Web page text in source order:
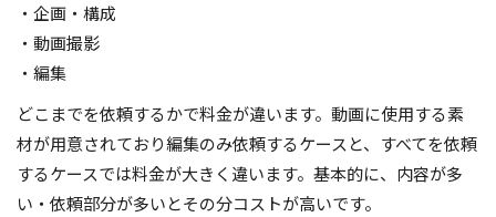
・企画・構成
・動画撮影
・編集
どこまでを依頼するかで料金が違います。動画に使用する素
材が用意されており編集のみ依頼するケースと、すべてを依頼
するケースでは料金が大きく違います。基本的に、内容が多
い・依頼部分が多いとその分コストが高いです。